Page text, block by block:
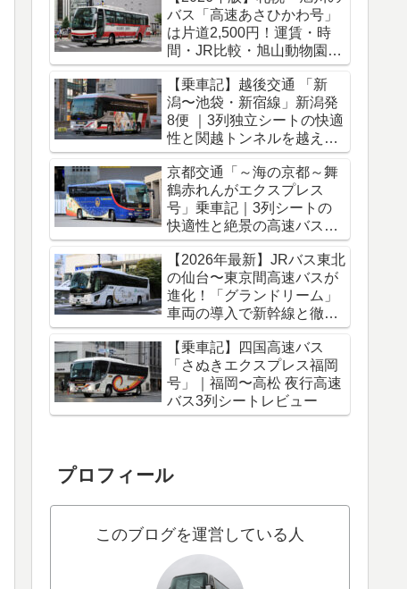
バス「高速あさひかわ号」
は片道2,500円！運賃・時
間・JR比較・旭山動物園ア
クセス完全ガイド
【乗車記】越後交通 「新
潟〜池袋・新宿線」新潟発
8便 ｜3列独立シートの快適
性と関越トンネルを越える
冬のバス旅
京都交通「～海の京都～舞
鶴赤れんがエクスプレス
号」乗車記｜3列シートの
快適性と絶景の高速バス車
窓をレポート
【2026年最新】JRバス東北
の仙台〜東京間高速バスが
進化！「グランドリーム」
車両の導入で新幹線と徹底
比較
【乗車記】四国高速バス
「さぬきエクスプレス福岡
号」｜福岡〜高松 夜行高速
バス3列シートレビュー
プロフィール
このブログを運営している人